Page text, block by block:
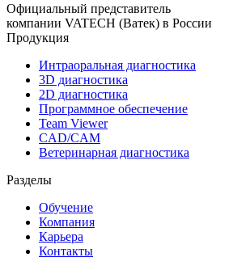
Официальный представитель
компании VATECH (Ватек) в России
Продукция
Интраоральная диагностика
3D диагностика
2D диагностика
Программное обеспечение
Team Viewer
CAD/CAM
Ветеринарная диагностика
Разделы
Обучение
Компания
Карьера
Контакты